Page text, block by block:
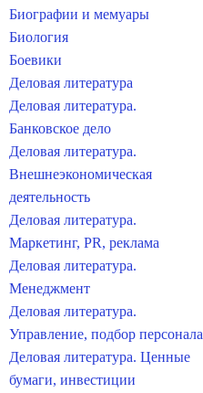
Биографии и мемуары
Биология
Боевики
Деловая литература
Деловая литература.
Банковское дело
Деловая литература.
Внешнеэкономическая
деятельность
Деловая литература.
Маркетинг, PR, реклама
Деловая литература.
Менеджмент
Деловая литература.
Управление, подбор персонала
Деловая литература. Ценные
бумаги, инвестиции